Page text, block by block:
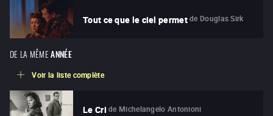
Tout ce que le ciel permet de Douglas Sirk
DE LA MÊME ANNÉE
Voir la liste complète
Le Cri de Michelangelo Antonioni